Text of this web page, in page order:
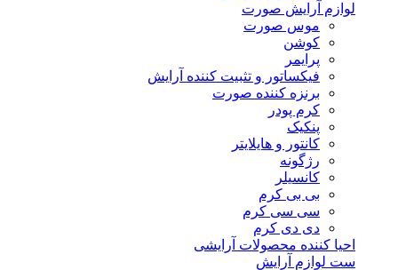
لوازم آرایش صورت
موس صورت
کوشن
پرایمر
فیکساتور و تثبیت کننده آرایش
برنزه کننده صورت
کرم پودر
پنکیک
کانتور و هایلایتر
رژگونه
کانسیلر
بی بی کرم
سی سی کرم
دی دی کرم
احیا کننده محصولات آرایشی
ست لوازم آرایش